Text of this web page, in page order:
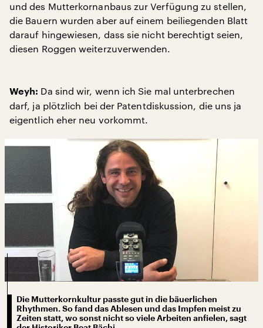
und des Mutterkornanbaus zur Verfügung zu stellen,
die Bauern wurden aber auf einem beiliegenden Blatt
darauf hingewiesen, dass sie nicht berechtigt seien,
diesen Roggen weiterzuverwenden.
Weyh: Da sind wir, wenn ich Sie mal unterbrechen
darf, ja plötzlich bei der Patentdiskussion, die uns ja
eigentlich eher neu vorkommt.
Die Mutterkornkultur passte gut in die bäuerlichen
Rhythmen. So fand das Ablesen und das Impfen meist zu
Zeiten statt, wo sonst nicht so viele Arbeiten anfielen, sagt